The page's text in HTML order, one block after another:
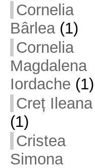
Cornelia
Bârlea(1)
Cornelia
Magdalena
Iordache (1)
Creț Ileana
(1)
Cristea
Simona